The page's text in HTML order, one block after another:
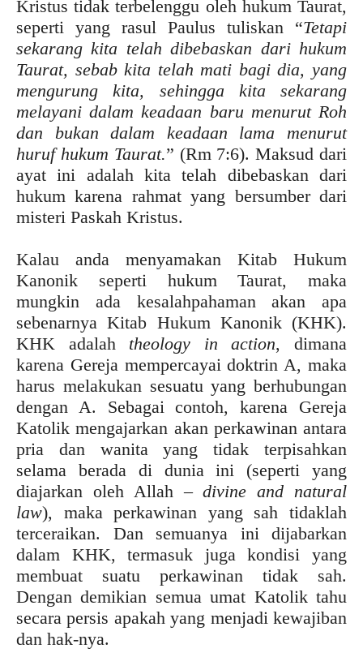
Kristus tidak terbelenggu oleh hukum Taurat,
seperti yang rasul Paulus tuliskan “Tetapi
sekarang kita telah dibebaskan dari hukum
Taurat, sebab kita telah mati bagi dia, yang
mengurung kita, sehingga kita sekarang
melayani dalam keadaan baru menurut Roh
dan bukan dalam keadaan lama menurut
huruf hukum Taurat.” (Rm 7:6). Maksud dari
ayat ini adalah kita telah dibebaskan dari
hukum karena rahmat yang bersumber dari
misteri Paskah Kristus.
Kalau anda menyamakan Kitab Hukum
Kanonik seperti hukum Taurat, maka
mungkin ada kesalahpahaman akan apa
sebenarnya Kitab Hukum Kanonik (KHK).
KHK adalah theology in action, dimana
karena Gereja mempercayai doktrin A, maka
harus melakukan sesuatu yang berhubungan
dengan A. Sebagai contoh, karena Gereja
Katolik mengajarkan akan perkawinan antara
pria dan wanita yang tidak terpisahkan
selama berada di dunia ini (seperti yang
diajarkan oleh Allah –divine and natural
law), maka perkawinan yang sah tidaklah
terceraikan. Dan semuanya ini dijabarkan
dalam KHK, termasuk juga kondisi yang
membuat suatu perkawinan tidak sah.
Dengan demikian semua umat Katolik tahu
secara persis apakah yang menjadi kewajiban
dan hak-nya.